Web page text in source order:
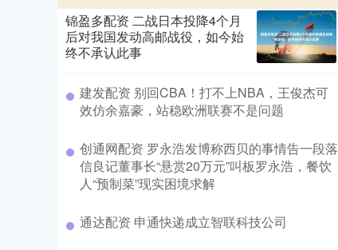
锦盈多配资 二战日本投降4个月
后对我国发动高邮战役，如今始
终不承认此事
​建发配资 别回CBA！打不上NBA，王俊杰可
效仿余嘉豪，站稳欧洲联赛不是问题
​创通网配资 罗永浩发博称西贝的事情告一段落
信良记董事长“悬赏20万元”叫板罗永浩，餐饮
人“预制菜”现实困境求解
​通达配资 申通快递成立智联科技公司